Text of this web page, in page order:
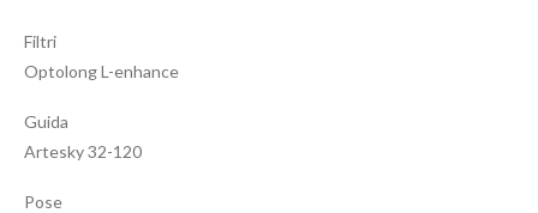
Filtri
Optolong L-enhance
Guida
Artesky 32-120
Pose